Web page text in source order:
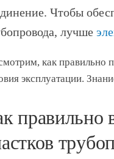
Чтобы
лучше
как правильно
эксплуатации.
правильно